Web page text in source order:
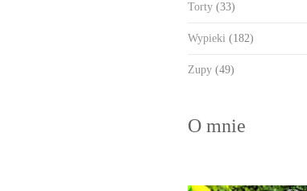
Torty (33)
Wypieki (182)
Zupy (49)
O mnie